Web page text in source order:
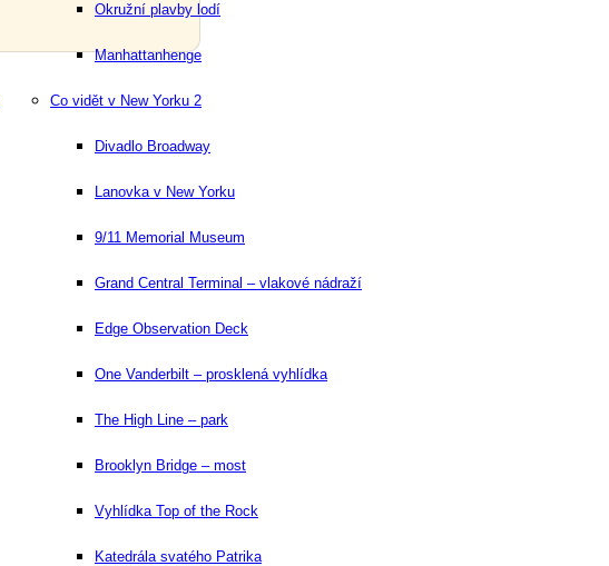
Okružní plavby lodí
Manhattanhenge
Co vidět v New Yorku 2
Divadlo Broadway
Lanovka v New Yorku
9/11 Memorial Museum
Grand Central Terminal – vlakové nádraží
Edge Observation Deck
One Vanderbilt – prosklená vyhlídka
The High Line – park
Brooklyn Bridge – most
Vyhlídka Top of the Rock
Katedrála svatého Patrika